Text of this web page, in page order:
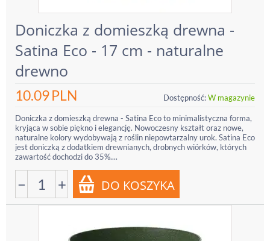
Doniczka z domieszką drewna -
Satina Eco - 17 cm - naturalne
drewno
10.09PLN Dostępność:W magazynie
Doniczka z domieszką drewna - Satina Eco to minimalistyczna forma,
kryjąca w sobie piękno i elegancję. Nowoczesny kształt oraz nowe,
naturalne kolory wydobywają z roślin niepowtarzalny urok. Satina Eco
jest doniczką z dodatkiem drewnianych, drobnych wiórków, których
zawartość dochodzi do 35%....
− +